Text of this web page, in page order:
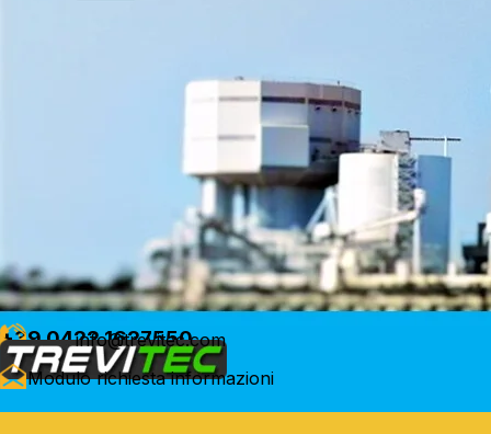
+39 0422 1627550
info@trevitec.com
Modulo richiesta informazioni